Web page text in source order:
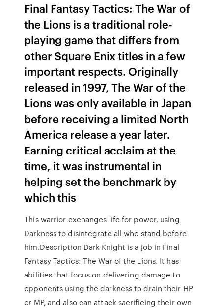
Final Fantasy Tactics: The War of
the Lions is a traditional role-
playing game that differs from
other Square Enix titles in a few
important respects. Originally
released in 1997, The War of the
Lions was only available in Japan
before receiving a limited North
America release a year later.
Earning critical acclaim at the
time, it was instrumental in
helping set the benchmark by
which this
This warrior exchanges life for power, using
Darkness to disintegrate all who stand before
him.Description Dark Knight is a job in Final
Fantasy Tactics: The War of the Lions. It has
abilities that focus on delivering damage to
opponents using the darkness to drain their HP
or MP, and also can attack sacrificing their own